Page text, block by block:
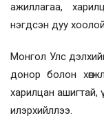
ажиллагаа,
нэгдсэн дуу
Монгол Улс
донор болон
харилцан ашигтай,
илэрхийллээ.